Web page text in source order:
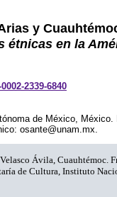
y
étnicas en la
2339-6840
de México,
osante@unam.mx.
Ávila, Cuauhtémoc.
de Cultura, Instituto